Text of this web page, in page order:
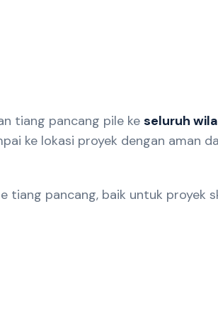
tiang pancang pile ke seluruh
ke lokasi proyek dengan aman
tiang pancang, baik untuk proyek